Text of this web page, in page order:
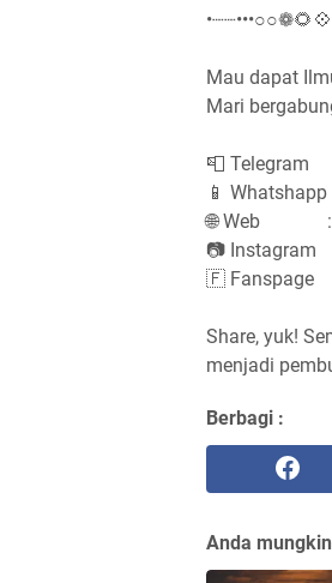
Mau dapat
Mari
📮 Telegram
📱
🌐 Web :
📷 Instagram
🇫
Share, yuk!
Berbagi :
Anda